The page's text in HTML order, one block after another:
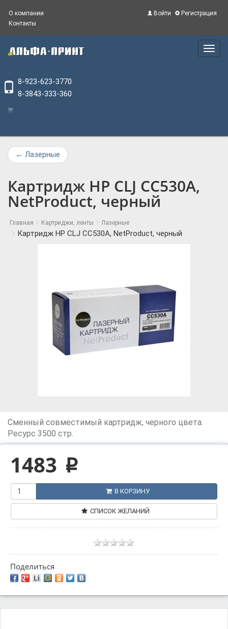
Войти Регистрация
О компании
Контакты
Main
Menu
8-923-623-3770
8-3843-333-360
← Лазерные
Картридж HP СLJ CC530A,
NetProduct, черный
Главная Картриджи, ленты Лазерные
Картридж HP СLJ CC530A, NetProduct, черный
Сменный совместимый картридж, черного цвета.
Ресурс 3500 стр.
1483 p
В КОРЗИНУ
СПИСОК ЖЕЛАНИЙ
Поделиться